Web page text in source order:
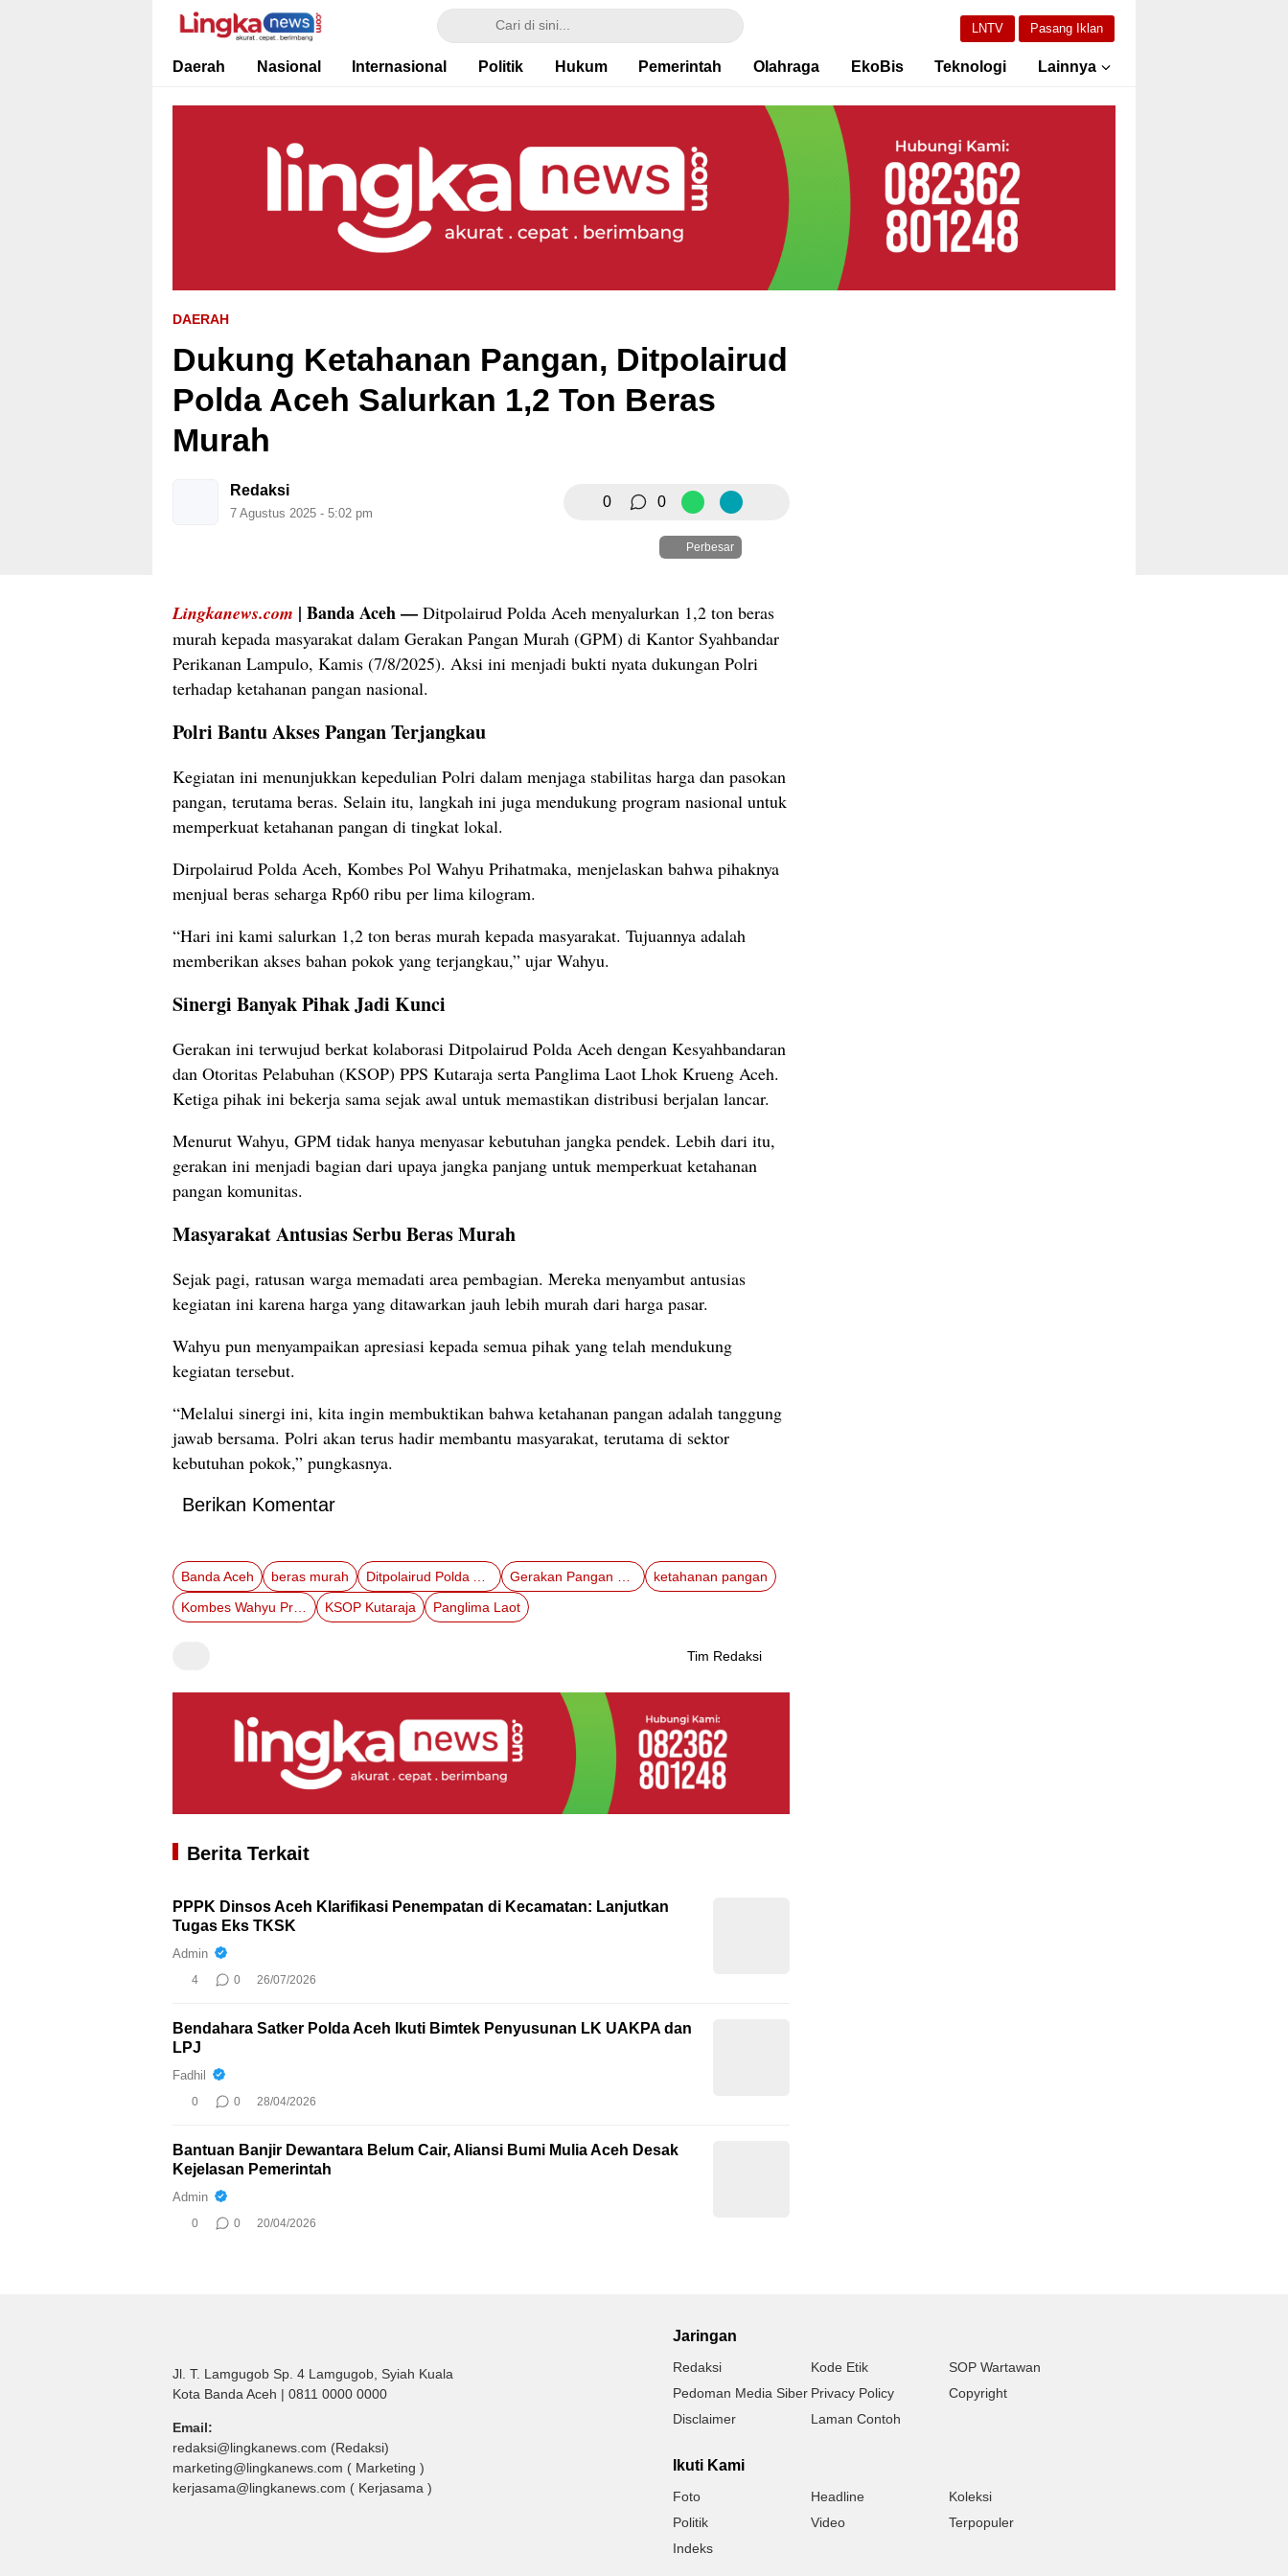
Lingkanews
Akurat. Cepat & Berimbang
LNTV Pasang Iklan
Daerah Nasional Internasional Politik Hukum Pemerintah Olahraga EkoBis Teknologi Lainnya
DAERAH
Dukung Ketahanan Pangan, Ditpolairud
Polda Aceh Salurkan 1,2 Ton Beras
Murah
Redaksi
7 Agustus 2025 - 5:02 pm
0 0
Perbesar
Lingkanews.com | Banda Aceh — Ditpolairud Polda Aceh menyalurkan 1,2 ton beras
murah kepada masyarakat dalam Gerakan Pangan Murah (GPM) di Kantor Syahbandar
Perikanan Lampulo, Kamis (7/8/2025). Aksi ini menjadi bukti nyata dukungan Polri
terhadap ketahanan pangan nasional.
Polri Bantu Akses Pangan Terjangkau
Kegiatan ini menunjukkan kepedulian Polri dalam menjaga stabilitas harga dan pasokan
pangan, terutama beras. Selain itu, langkah ini juga mendukung program nasional untuk
memperkuat ketahanan pangan di tingkat lokal.
Dirpolairud Polda Aceh, Kombes Pol Wahyu Prihatmaka, menjelaskan bahwa pihaknya
menjual beras seharga Rp60 ribu per lima kilogram.
“Hari ini kami salurkan 1,2 ton beras murah kepada masyarakat. Tujuannya adalah
memberikan akses bahan pokok yang terjangkau,” ujar Wahyu.
Sinergi Banyak Pihak Jadi Kunci
Gerakan ini terwujud berkat kolaborasi Ditpolairud Polda Aceh dengan Kesyahbandaran
dan Otoritas Pelabuhan (KSOP) PPS Kutaraja serta Panglima Laot Lhok Krueng Aceh.
Ketiga pihak ini bekerja sama sejak awal untuk memastikan distribusi berjalan lancar.
Menurut Wahyu, GPM tidak hanya menyasar kebutuhan jangka pendek. Lebih dari itu,
gerakan ini menjadi bagian dari upaya jangka panjang untuk memperkuat ketahanan
pangan komunitas.
Masyarakat Antusias Serbu Beras Murah
Sejak pagi, ratusan warga memadati area pembagian. Mereka menyambut antusias
kegiatan ini karena harga yang ditawarkan jauh lebih murah dari harga pasar.
Wahyu pun menyampaikan apresiasi kepada semua pihak yang telah mendukung
kegiatan tersebut.
“Melalui sinergi ini, kita ingin membuktikan bahwa ketahanan pangan adalah tanggung
jawab bersama. Polri akan terus hadir membantu masyarakat, terutama di sektor
kebutuhan pokok,” pungkasnya.
Berikan Komentar
Banda Aceh beras murah Ditpolairud Polda Aceh Gerakan Pangan Murah
ketahanan pangan
Kombes Wahyu Prihatmaka
KSOP Kutaraja Panglima Laot
Tim Redaksi
Berita Terkait
PPPK Dinsos Aceh Klarifikasi Penempatan di Kecamatan: Lanjutkan
Tugas Eks TKSK
Admin
4 0 26/07/2026
Bendahara Satker Polda Aceh Ikuti Bimtek Penyusunan LK UAKPA dan
LPJ
Fadhil
0 0 28/04/2026
Bantuan Banjir Dewantara Belum Cair, Aliansi Bumi Mulia Aceh Desak
Kejelasan Pemerintah
Admin
0 0 20/04/2026
Jl. T. Lamgugob Sp. 4 Lamgugob, Syiah Kuala
Kota Banda Aceh | 0811 0000 0000
Email:
redaksi@lingkanews.com (Redaksi)
marketing@lingkanews.com ( Marketing )
kerjasama@lingkanews.com ( Kerjasama )
Jaringan
Redaksi Kode Etik
SOP Wartawan
Pedoman Media Siber Privacy Policy
Copyright
Disclaimer
Laman Contoh
Ikuti Kami
Foto Headline
Koleksi
Politik
Video
Terpopuler
Indeks